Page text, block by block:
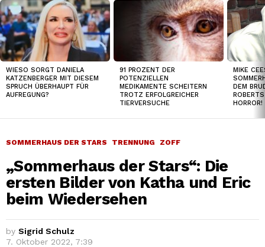
TOP
NEWS
WIESO SORGT DANIELA
KATZENBERGER MIT DIESEM
SPRUCH ÜBERHAUPT FÜR
AUFREGUNG?
91 PROZENT DER
POTENZIELLEN
MEDIKAMENTE SCHEITERN
TROTZ ERFOLGREICHER
TIERVERSUCHE
MIKE
DEM
HORROR!
SOMMERHAUS DER STARS TRENNUNG ZOFF
„Sommerhaus der Stars“: Die
ersten Bilder von Katha und Eric
beim Wiedersehen
by Sigrid Schulz
7. Oktober 2022, 7:39